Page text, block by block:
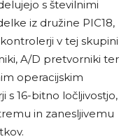
s številnimi
iz družine PIC18,
v tej skupini
A/D pretvorniki ter
operacijskim
s 16-bitno ločljivostjo,
in zanesljivemu